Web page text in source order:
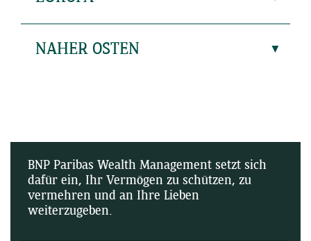
NAHER OSTEN
BNP Paribas Wealth Management setzt sich
dafür ein, Ihr Vermögen zu schützen, zu
vermehren und an Ihre Lieben
weiterzugeben.